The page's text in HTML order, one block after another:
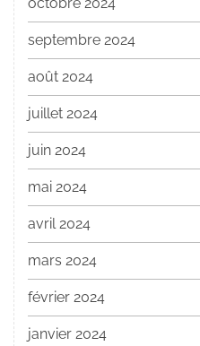
septembre 2024
août 2024
juillet 2024
juin 2024
mai 2024
avril 2024
mars 2024
février 2024
janvier 2024